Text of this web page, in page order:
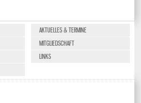
AKTUELLES & TERMINE
MITGLIEDSCHAFT
LINKS